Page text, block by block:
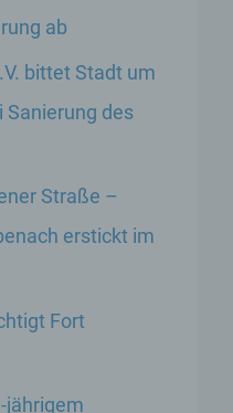
ab
bittet Stadt um
Sanierung des
Straße –
erstickt im
Fort
jährigem